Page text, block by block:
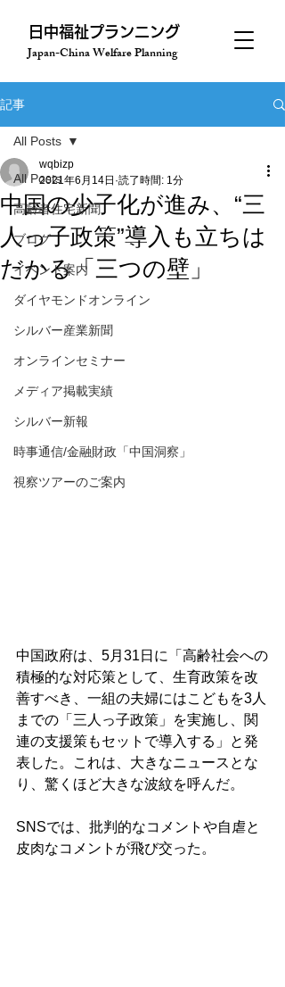
​日中福祉プランニング
Japan-China Welfare Planning
記事
All Posts
高齢者住宅新聞
ブログ
イベント案内
ダイヤモンドオンライン
シルバー産業新聞
オンラインセミナー
メディア掲載実績
シルバー新報
時事通信/金融財政「中国洞察」
視察ツアーのご案内
All Posts
中国の少子化が進み、“三
人っ子政策”導入も立ちは
だかる「三つの壁」
wqbizp
2021年6月14日 読了時間: 1分
中国政府は、5月31日に「高齢社会への
積極的な対応策として、生育政策を改
善すべき、一組の夫婦にはこどもを3人
までの「三人っ子政策」を実施し、関
連の支援策もセットで導入する」と発
表した。これは、大きなニュースとな
り、驚くほど大きな波紋を呼んだ。
SNSでは、批判的なコメントや自虐と
皮肉なコメントが飛び交った。